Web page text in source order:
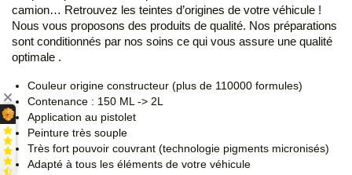
camion… Retrouvez les teintes d’origines de votre véhicule !
Nous vous proposons des produits de qualité. Nos préparations
sont conditionnés par nos soins ce qui vous assure une qualité
optimale .
Couleur origine constructeur (plus de 110000 formules)
Contenance : 150 ML -> 2L
Application au pistolet
Peinture très souple
Très fort pouvoir couvrant (technologie pigments micronisés)
Adapté à tous les éléments de votre véhicule